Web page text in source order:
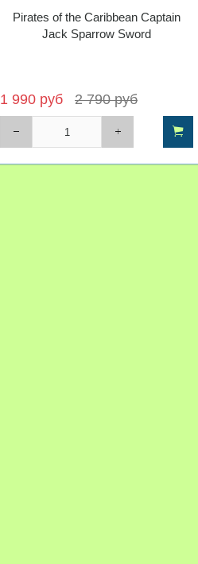
Pirates of the Caribbean Captain
Jack Sparrow Sword
1 990 руб 2 790 руб